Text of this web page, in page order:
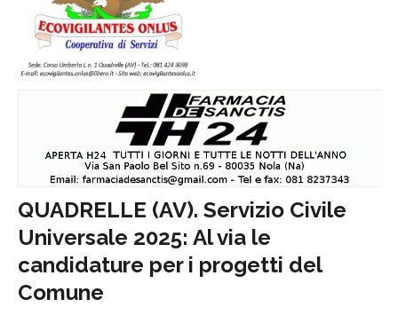
QUADRELLE (AV). Servizio Civile
Universale 2025: Al via le
candidature per i progetti del
Comune